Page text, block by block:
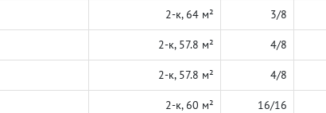
2-к, 64 м² 3/8
2-к, 57.8 м² 4/8
2-к, 57.8 м² 4/8
2-к, 60 м² 16/16